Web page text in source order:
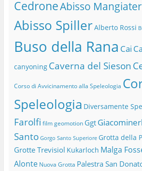
CedroneAbisso
Abisso SpillerAlberto Rossi
Buso della Rana Cai
canyoning Caverna del Sieson
Corso di Avvicinamento alla Speleologia
Speleologia Diversamente
Farolfi film geomotion Ggt
Santo Gorgo Santo Superiore Grotta della
Grotte Trevisiol Kukarloch Malga
Alonte Nuova Grotta Palestra San